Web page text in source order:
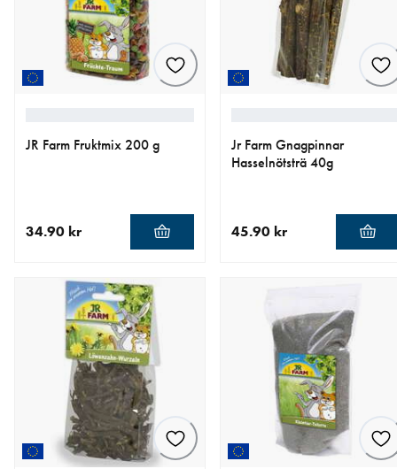
JR Farm Fruktmix 200 g
34.90 kr
Jr Farm Gnagpinnar
Hasselnötsträ 40g
45.90 kr